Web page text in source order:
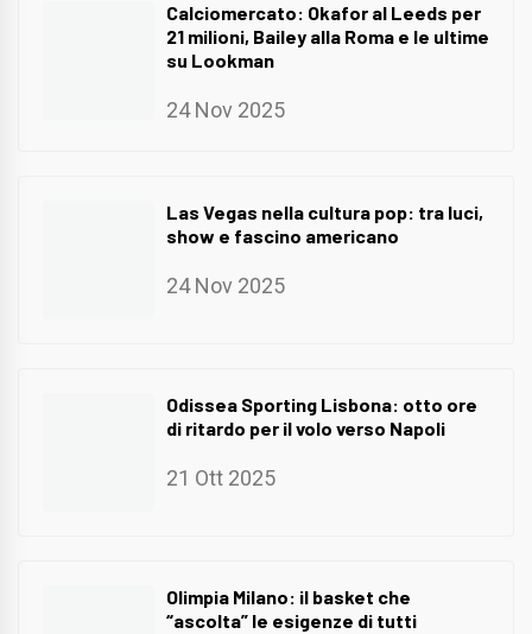
Calciomercato: Okafor al Leeds per
21 milioni, Bailey alla Roma e le ultime
su Lookman
24 Nov 2025
Las Vegas nella cultura pop: tra luci,
show e fascino americano
24 Nov 2025
Odissea Sporting Lisbona: otto ore
di ritardo per il volo verso Napoli
21 Ott 2025
Olimpia Milano: il basket che
“ascolta” le esigenze di tutti